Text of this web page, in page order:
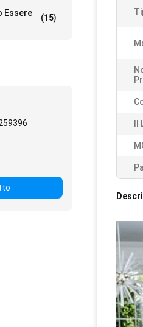
Essere
(15)